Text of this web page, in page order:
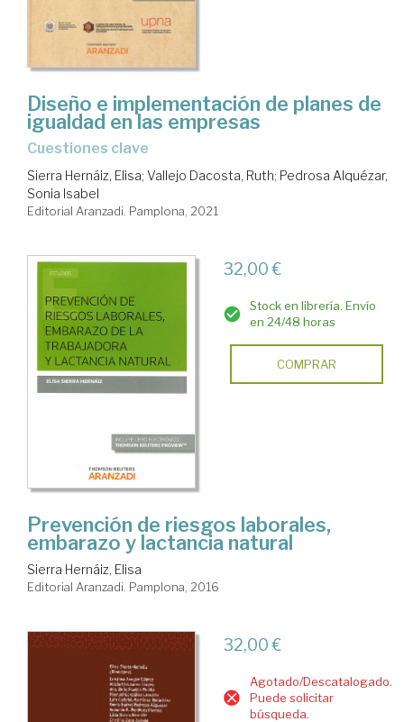
Diseño e implementación de planes de
igualdad en las empresas
cuestiones clave
Sierra Hernáiz, Elisa; Vallejo Dacosta, Ruth; Pedrosa Alquézar,
Sonia Isabel
Editorial Aranzadi. Pamplona, 2021
32,00 €
Stock en librería. Envío
en 24/48 horas
COMPRAR
Prevención de riesgos laborales,
embarazo y lactancia natural
Sierra Hernáiz, Elisa
Editorial Aranzadi. Pamplona, 2016
32,00 €
Agotado/Descatalogado.
Puede solicitar
búsqueda.